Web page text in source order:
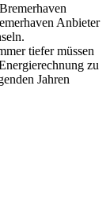
Anbieter
tiefer müssen
zu
Jahren